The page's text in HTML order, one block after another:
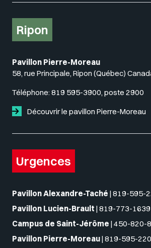
Ripon
Pavillon Pierre-Moreau
58, rue Principale, Ripon (Québec)
Téléphone: 819 595-3900, poste 2900
Découvrir le pavillon Pierre-Moreau
Urgences
Pavillon Alexandre-Taché | 819-595-
Pavillon Lucien-Brault | 819-773-1639
Campus de Saint-Jérôme | 450-820-
Pavillon Pierre-Moreau| 819-595-